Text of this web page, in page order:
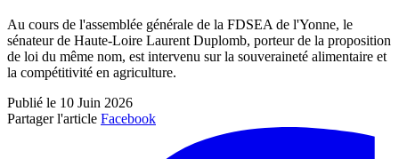
Au cours de l'assemblée générale de la FDSEA de l'Yonne, le
sénateur de Haute-Loire Laurent Duplomb, porteur de la proposition
de loi du même nom, est intervenu sur la souveraineté alimentaire et
la compétitivité en agriculture.
Publié le 10 Juin 2026
Partager l'article Facebook